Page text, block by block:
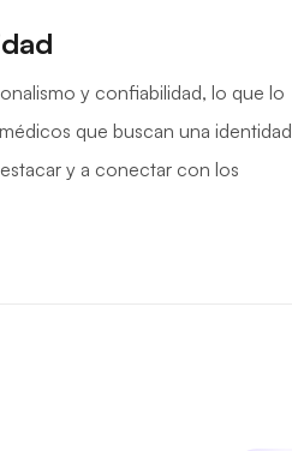
y confiabilidad, lo que lo
que buscan una identidad
y a conectar con los